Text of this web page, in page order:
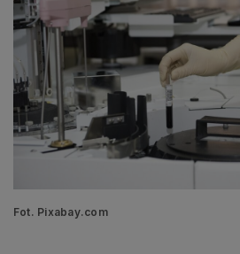
Fot. Pixabay.com